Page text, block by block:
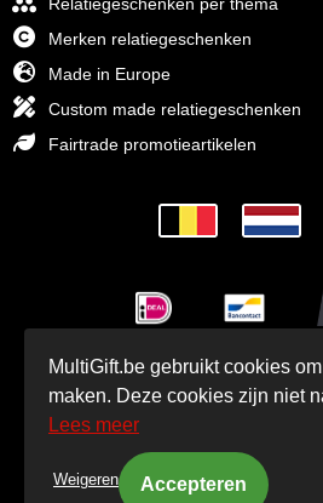
Relatiegeschenken per thema
Merken relatiegeschenken
Made in Europe
Custom made relatiegeschenken
Fairtrade promotieartikelen
© MultiGift
MultiGift.be gebruikt cookies
maken. Deze cookies zijn niet
Lees meer
Weigeren